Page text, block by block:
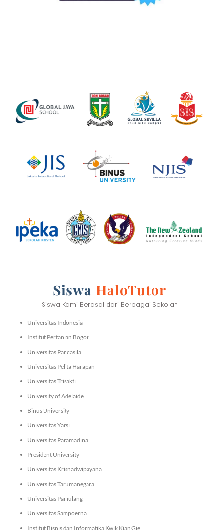
Siswa HaloTutor
Siswa Kami Berasal dari Berbagai Sekolah
Universitas Indonesia
Institut Pertanian Bogor
Universitas Pancasila
Universitas Pelita Harapan
Universitas Trisakti
University of Adelaide
Binus University
Universitas Yarsi
Universitas Paramadina
President University
Universitas Krisnadwipayana
Universitas Tarumanegara
Universitas Pamulang
Universitas Sampoerna
Institut Bisnis dan Informatika Kwik Kian Gie